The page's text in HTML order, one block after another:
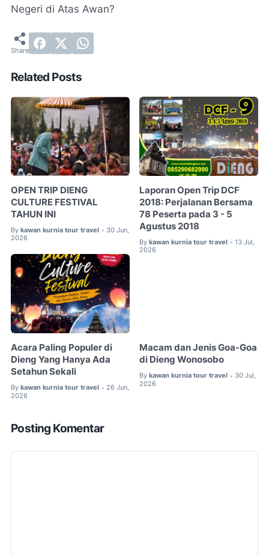
Negeri di Atas Awan?
Related Posts
OPEN TRIP DIENG
CULTURE FESTIVAL
TAHUN INI
By kawan kurnia tour travel • 30 Jun,
2026
Laporan Open Trip DCF
2018: Perjalanan Bersama
78 Peserta pada 3 - 5
Agustus 2018
By kawan kurnia tour travel • 13 Jul,
2026
Acara Paling Populer di
Dieng Yang Hanya Ada
Setahun Sekali
By kawan kurnia tour travel • 26 Jun,
2026
Macam dan Jenis Goa-Goa
di Dieng Wonosobo
By kawan kurnia tour travel • 30 Jul,
2026
Posting Komentar